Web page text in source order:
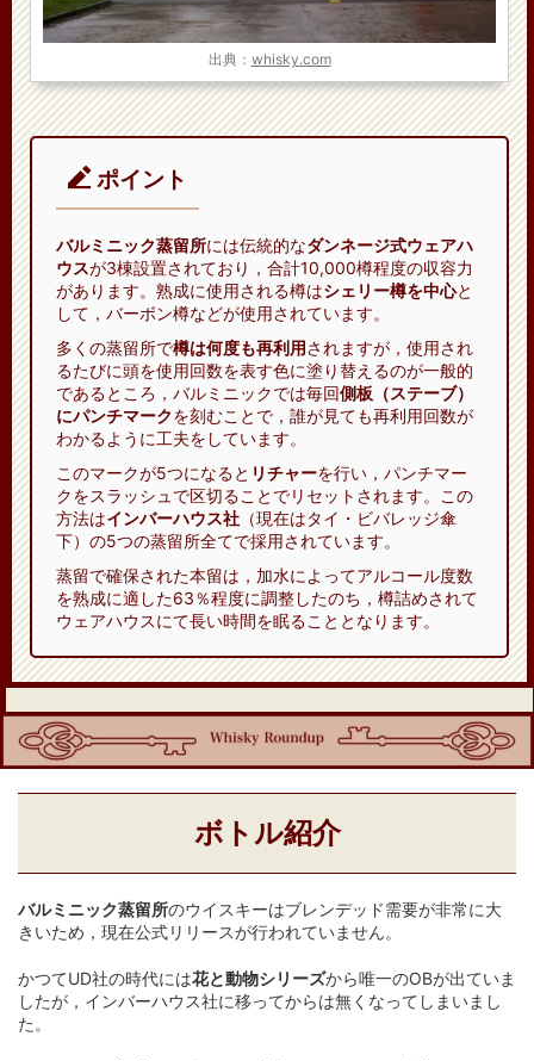
出典： whisky.com
ポイント
バルミニック蒸留所には伝統的なダンネージ式ウェアハ
ウスが3棟設置されており，合計10,000樽程度の収容力
があります。熟成に使用される樽はシェリー樽を中心と
して，バーボン樽などが使用されています。
多くの蒸留所で樽は何度も再利用されますが，使用され
るたびに頭を使用回数を表す色に塗り替えるのが一般的
であるところ，バルミニックでは毎回側板（ステーブ）
にパンチマークを刻むことで，誰が見ても再利用回数が
わかるように工夫をしています。
このマークが5つになると リチャーを行い，パンチマー
クをスラッシュで区切ることでリセットされます。この
方法はインバーハウス社 （現在はタイ・ビバレッジ傘
下）の5つの蒸留所全てで採用されています。
蒸留で確保された本留は，加水によってアルコール度数
を熟成に適した63％程度に調整したのち，樽詰めされて
ウェアハウスにて長い時間を眠ることとなります。
ボトル紹介
バルミニック蒸留所のウイスキーはブレンデッド需要が非常に大
きいため，現在公式リリースが行われていません。
かつてUD社の時代には花と動物シリーズから唯一のOBが出ていま
したが，インバーハウス社に移ってからは無くなってしまいまし
た。